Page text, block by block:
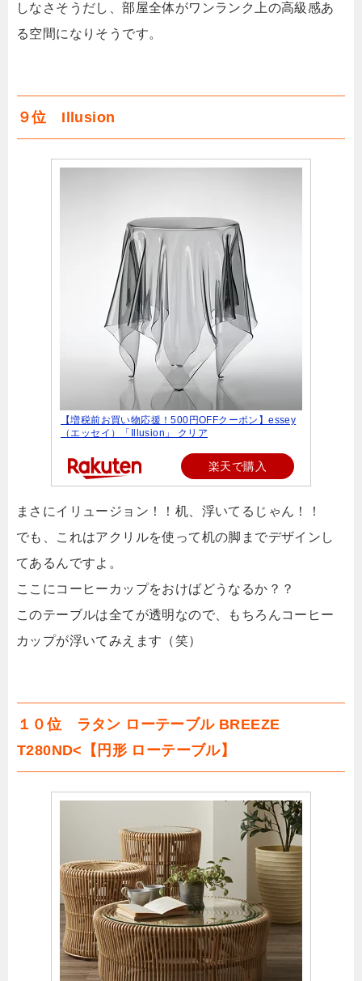
しなさそうだし、部屋全体がワンランク上の高級感あ
る空間になりそうです。
９位 Illusion
【増税前お買い物応援！500円OFFクーポン】essey
（エッセイ）「Illusion」 クリア
楽天で購入
まさにイリュージョン！！机、浮いてるじゃん！！
でも、これはアクリルを使って机の脚までデザインし
てあるんですよ。
ここにコーヒーカップをおけばどうなるか？？
このテーブルは全てが透明なので、もちろんコーヒー
カップが浮いてみえます（笑）
１０位 ラタン ローテーブル BREEZE
T280ND<【円形 ローテーブル】